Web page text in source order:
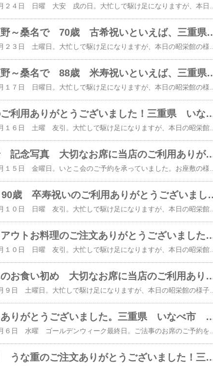
いなべ～東員～菰野～桑名で 70歳 古希祝いといえば、三重県 いな
いなべ～東員～菰野～桑名で 88歳 米寿祝いといえば、三重県 いな
本日もたくさんのご利用ありがとうございました！三重県 いなべ市 阿下喜（あ
本日は、２０２６年 ５月１６日 土曜 友引。大忙しで駆け足になりますが、本日の昭栄館の様子 ご覧ください。本日は、テイクアウトお料理のご注文を承っていました。「おひとり様オードブル ２，８００円」のお献立です。３膳承っていました。 いつもご注文いただきありがとうございます！続いて ご来店のお客様。ご法事 １８名様お誕生会 ６名様団体様 ２６名様のお献立です。雅会席 ５，５００円のご注文でした。橙色で印刷してあるのが、地元 三重県食材。地産地消 国消国産に力を入れて・・・。はじめのお料理「前菜」です。暑くなってきましたので、涼しげなガラスの器を使用し始めました。・揚げ茄子の白玉味噌和え くるみ 実豌豆・紅鮭スモーク スナップ豌豆 生姜マヨネーズ・いなべの恵み焼き・自家製ちりめん山椒とピーマン和え 庭で採りたての柿の若葉を添えて・・・「お造里」です。・汲み上げ生湯葉 海苔甘夏あんかけ タピオカスターチ・紀伊長島産 真鯛 蝶大根 茗荷 本わさび 土佐醤油・明石のたこ 胡瓜の甘夏香漬け 生姜 二杯酢ゼリーかけ 庭で採りたての 紅葉の若葉を添えて・・・１３，０００円 てっさステーキ会席のお献立です。本日の飛騨牛ヒレです。一人１枚 写真は、３人前分です。岐阜県のお肉屋さんから直送です。４歳のお誕生日お祝い膳お誕生ケーキ記念写真の様子は、また後程詳しくご紹介して参ります。 本日もたくさんのご利用ありがとうございました。三重県最北端 いなべ市「阿下喜 あげき」の 日本料理 昭栄館 本店 ​の料理長のブログ。２００６年９月１４日から１９年間毎日更新中です。こちらから 最近の昭栄館の様子（ブログ）を日を追ってご覧になれますよ。私 料理長 ５４歳。もう３４～２９年前になりますが、有名料亭 神戸吉兆で修行して参りました。当店のこと毎日発信している情報 画像など、昭栄館リットリンクからご覧下さいませ。​​ ↑ いなべ市ってこんなところ。昨年 令和７年３月２９日（土曜）１５時に、いなべインターチェンジが開通。高速降りて、当店までお車で３分くらいになりました！！！テイクアウトお料理ご来店のお料理ご予約は、 お電話 ０５９４－７２－２０６５ 日本料理 昭栄館又は、昭栄館LINE公式アカウントから ２４時間 ３６５日承ります。 AIによる自動応答（ヘンテコな応答かも）ですが、 ２４時間以内に 私 料理長からお返事差し上げますので、 しばらくお待ちくださいませ。 昭栄館LINE公式アカウント お友だち登録お待ち申し上げます。 （お急ぎの場合は、お電話ください）お撮りしたお写真の画像データをLINEからお送りすることが出来ますので、とても喜ばれております。今後とも いなべの昭栄館をよろしくお願い申し上げます。 料理長 森嶋雅樹
皐月のお料理風景 記念写真 大切なお席に当店のご利用ありがとうございました。三重県 いなべ市
60歳 還暦祝い 90歳 卒寿祝いのご利用ありがと
本日は、２０２６年 ５月１０日 日曜 友引。大忙しで駆け足になりますが、本日の昭栄館の様子 ご覧ください。 テイクアウトお料理のお話は コチラ。ご来店のお客様６０歳 還暦祝いの１６名様は、３０畳の扇の間をご用意しました。当店は、全て足元の楽なテーブル椅子席です。お座敷の隅には、・還暦祝いの赤色のちゃんちゃんこ・６０の数字バルーン・昭栄館オリジナルの記念写真用メッセージカード・ホワイトボード をご用意お献立です。雅会席 ５，５００円のご注文でした。橙色で印刷してあるのが、地元 三重県食材。地産地消 国消国産に力を入れて・・・。お帰りの際に記念写真を承りました。 ↑ こんな感じにお撮りできています。還暦祝いの赤色のちゃんちゃんこをお召しになり、たくさんのお孫さんに囲まれたくさんのメッセージカードお祝いバルーン（お客様のお持ち込み）で賑やか 幸せいっぱいのお写真となりました。 大勢での記念写真ってなかなか無いもの。 幸せレストラン 昭栄館では そんな「夢」が叶います！！！続いて９０歳 卒寿祝い ２０名様は、３０畳の華の間にご用意しました。お座敷の隅には、・卒寿祝いの紫色のちゃんちゃんこ・９０の数字バルーン・昭栄館オリジナルの記念写真用メッセージカード・ホワイトボード をご用意お献立です。橙色で印刷してあるのが、地元 三重県食材。地産地消 国消国産に力を入れて・・・。コチラの皆様からも記念写真を承りました。 ↑ こんな感じにお撮りできています。息子さんたちをはじめ、たくさんのお孫さん ひ孫さんに囲まれて幸せいっぱいのお写真となりました。コチラのご家族様は、２年前 ２０２４年５月１９日に８８歳 米寿のお祝いでお越し。 ↑ 当時の記念写真です。あれから２年・・・再度 本日のお写真 ひ孫さんも増えて、さらに賑やかになってきましたね～。 いなべの昭栄館は、幸せレストラン！！！ 大切なお席に当店のご利用ありがとうございました。２０１５年 １２３組２０１６年 ２０３組２０１７年 ２２８組２０１８年 ２２４組２０１９年 ２１７組２０２０年 １７７組２０２１年 １０８組２０２２年 １３９組２０２３年 １５７組２０２４年 １５６組２０２５年 １６３組のお客様がご利用になった２０２６年 記念写真 撮影サービス５３ ５４組目の皆様でした。累計 １，９４７ １，９４８組目の皆様のご利用になります。 昭栄館公式インスタグラムからもお写真ご覧になれますよ！Lサイズ（普通サイズ）の写真は、ご人数分まで無料です。２Lサイズ（Lサイズの倍の大きさ）の写真は、１枚 ２００円。A４サイズ（コピー用紙のサイズ）の写真は、１枚 １，０００円で承ります。郵送の場合 送料３００円頂戴します。（２０２５年 ５月２８日より）当店でお受け取りの場合、郵送代は要りません。本日もたくさんのご利用ありがとうございました。三重県最北端 いなべ市「阿下喜 あげき」の 日本料理 昭栄館 本店 ​の料理長のブログ。２００６年９月１４日から１９年間毎日更新中です。こちらから 最近の昭栄館の様子（ブログ）を日を追ってご覧になれますよ。私 料理長 ５４歳。もう３４～２９年前になりますが、有名料亭 神戸吉兆で修行して参りました。当店のこと毎日発信している情報 画像など、昭栄館リットリンクからご覧下さいませ。​​ ↑ いなべ市ってこんなところ。昨年 令和７年３月２９日（土曜）１５時に、いなべインターチェンジが開通。高速降りて、当店までお車で３分くらいになりました！！！テイクアウトお料理ご来店のお料理ご予約は、 お電話 ０５９４－７２－２０６５ 日本料理 昭栄館又は、昭栄館LINE公式アカウントから ２４時間 ３６５日承ります。 AIによる自動応答（ヘンテコな応答かも）ですが、 ２４時間以内に 私 料理長からお返事差し上げますので、 しばらくお待ちくださいませ。 昭栄館LINE公式アカウント お友だち登録お待ち申し上げます。 （お急ぎの場合は、お電話ください）お撮りしたお写真の画像データをLINEからお送りすることが出来ますので、とても喜ばれております。今後とも いなべの昭栄館をよろしくお願い申し上げます。 料理長 森嶋雅樹
たくさんのテイクアウトお料理のご注文ありがとうございました！三重県 いなべ市
本日は、２０２６年 ５月１０日 日曜 友引。大忙しで駆け足になりますが、本日の昭栄館の様子 ご覧ください。テイクアウトお料理を承っていました。「蟹いくらちらし寿司 ４，０００円」は５膳承っていました。「ごちそう弁当 扇 ３，５００円」のお献立です。橙色で印刷してあるのが、地元 三重県食材。地産地消 国消国産に力を入れて・・・。１０膳 １６膳 合計２６膳承っていました。 北勢町 瀬木 田辺地区へお届けに上がりました。「ごちそう弁当 華 ４，５００円」のお献立です。４膳 １２膳 合計１６膳承っていました。 北勢町 田辺地区 藤原町 篠立地区へお届けに上がりました。「ごちそう弁当 雅 ５，５００円」のお献立です。１３膳承っていました。 藤原町 鼎地区へお届けに上がりました。２０２０年３月から始めた ごちそう弁当。扇 華 雅合わせて １３，１６９膳目のご注文でした。 大切なお席に当店のお料理のご注文ありがとうございました。 ↑ 安産祈願の夫婦あわびセット 発送ブログは コチラ。ご来店のお客様の 記念写真のお話など、また後程詳しくご紹介して参ります。 本日もたくさんのご利用 ありがとうございました。三重県最北端 いなべ市「阿下喜 あげき」の 日本料理 昭栄館 本店 ​の料理長のブログ。２００６年９月１４日から１９年間毎日更新中です。こちらから 最近の昭栄館の様子（ブログ）を日を追ってご覧になれますよ。私 料理長 ５４歳。もう３４～２９年前になりますが、有名料亭 神戸吉兆で修行して参りました。当店のこと毎日発信している情報 画像など、昭栄館リットリンクからご覧下さいませ。​​ ↑ いなべ市ってこんなところ。昨年 令和７年３月２９日（土曜）１５時に、いなべインターチェンジが開通。高速降りて、当店までお車で３分くらいになりました！！！テイクアウトお料理ご来店のお料理ご予約は、 お電話 ０５９４－７２－２０６５ 日本料理 昭栄館又は、昭栄館LINE公式アカウントから ２４時間 ３６５日承ります。 AIによる自動応答（ヘンテコな応答かも）ですが、 ２４時間以内に 私 料理長からお返事差し上げますので、 しばらくお待ちくださいませ。 昭栄館LINE公式アカウント お友だち登録お待ち申し上げます。 （お急ぎの場合は、お電話ください）お撮りしたお写真の画像データをLINEからお送りすることが出来ますので、とても喜ばれております。今後とも いなべの昭栄館をよろしくお願い申し上げます。 料理長 森嶋雅樹
ご法事 赤ちゃんのお食い初め 大切なお席に当店のご利用ありがとうございました。三重県 い
ご法事のご利用 ありがとうございました。三重県 いなべ市 阿下喜（
たくさんのお弁当 うな重のご注文ありがとうございました！三重県 いなべ市 阿下喜